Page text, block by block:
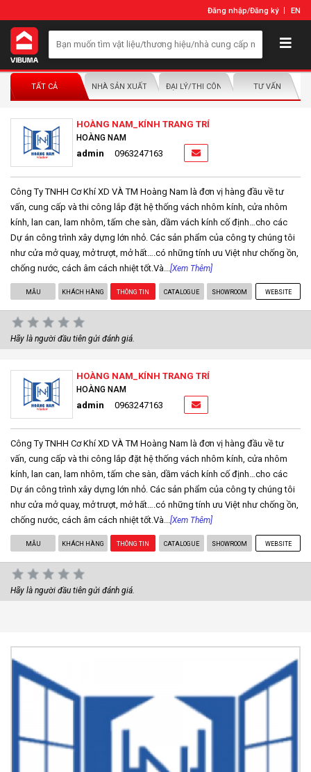
Đăng nhập/Đăng ký EN
TẤT CẢ NHÀ SẢN XUẤT/NHÀ PHÂN PHỐIĐẠI LÝ/THI CÔNG LẮP ĐẶTTƯ VẤN
HOÀNG NAM_KÍNH TRANG TRÍ
HOÀNG NAM
admin 0963247163
Công Ty TNHH Cơ Khí XD VÀ TM Hoàng Nam là đơn vị hàng đầu về tư
vấn, cung cấp và thi công lắp đặt hệ thống vách nhôm kính, cửa nhôm
kính, lan can, lam nhôm, tấm che sàn, dầm vách kính cố định…cho các
Dự án công trình xây dựng lớn nhỏ. Các sản phẩm của công ty chúng tôi
như cửa mở quay, mở trượt, mở hất….có những tính ưu Việt như chống ồn,
chống nước, cách âm cách nhiệt tốt.Và... [Xem Thêm]
MẪU KHÁCH HÀNG THÔNG TIN CATALOGUE SHOWROOM WEBSITE
Hãy là người đầu tiên gửi đánh giá.
HOÀNG NAM_KÍNH TRANG TRÍ
HOÀNG NAM
admin 0963247163
Công Ty TNHH Cơ Khí XD VÀ TM Hoàng Nam là đơn vị hàng đầu về tư
vấn, cung cấp và thi công lắp đặt hệ thống vách nhôm kính, cửa nhôm
kính, lan can, lam nhôm, tấm che sàn, dầm vách kính cố định…cho các
Dự án công trình xây dựng lớn nhỏ. Các sản phẩm của công ty chúng tôi
như cửa mở quay, mở trượt, mở hất….có những tính ưu Việt như chống ồn,
chống nước, cách âm cách nhiệt tốt.Và... [Xem Thêm]
MẪU KHÁCH HÀNG THÔNG TIN CATALOGUE SHOWROOM WEBSITE
Hãy là người đầu tiên gửi đánh giá.